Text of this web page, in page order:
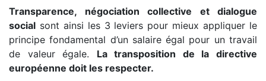
Transparence, négociation collective et dialogue
social sont ainsi les 3 leviers pour mieux appliquer le
principe fondamental d’un salaire égal pour un travail
de valeur égale. La transposition de la directive
européenne doit les respecter.